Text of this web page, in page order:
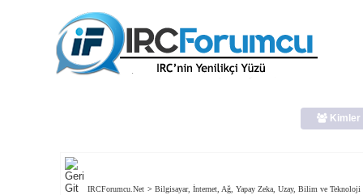
Kimler
IRCForumcu.Net > Bilgisayar, İnternet, Ağ, Yapay Zeka, Uzay, Bilim ve Teknoloji